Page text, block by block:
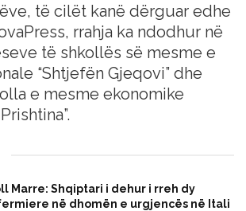
të cilët kanë dërguar edhe
rrahja ka ndodhur në
të shkollës së mesme e
“Shtjefën Gjeqovi” dhe
e mesme ekonomike
Marre: Shqiptari i dehur i rreh dy
në dhomën e urgjencës në Itali